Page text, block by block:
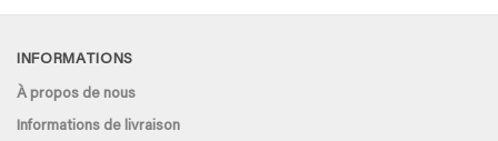
INFORMATIONS
À propos de nous
Informations de livraison